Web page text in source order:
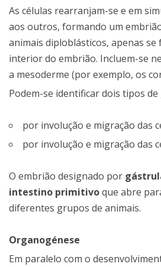
As células rearranjam-se e em
aos outros, formando um
animais diploblásticos, apenas
interior do embrião. Incluem-se
a mesoderme (por exemplo, os
Podem-se identificar dois tipos
por involução e migração das
por involução e migração das
O embrião designado por
intestino primitivoque abre
diferentes grupos de animais.
Organogénese
Em paralelo com o